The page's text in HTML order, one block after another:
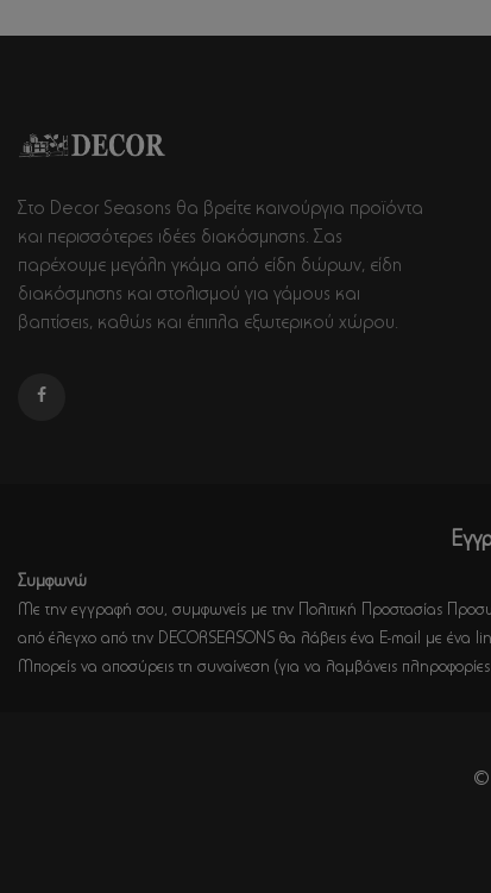
Στο Decor Seasons θα βρείτε καινούργια προϊόντα
και περισσότερες ιδέες διακόσμησης. Σας
παρέχουμε μεγάλη γκάμα από είδη δώρων, είδη
διακόσμησης και στολισμού για γάμους και
βαπτίσεις, καθώς και έπιπλα εξωτερικού χώρου.
Συμφωνώ
Με την εγγραφή σου, συμφωνείς με την Πολιτική Προστασίας
από έλεγχο από την DECORSEASONS θα λάβεις ένα E-mail με
Μπορείς να αποσύρεις τη συναίνεση (για να λαμβάνεις
©